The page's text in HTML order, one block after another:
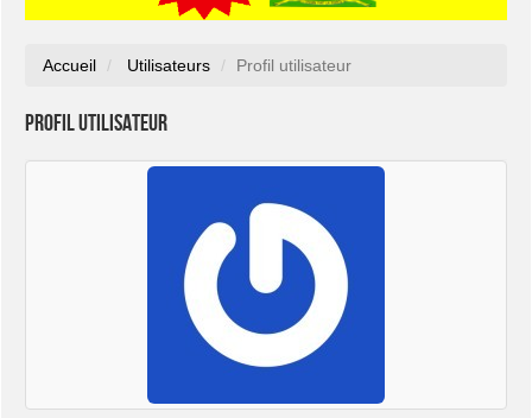
Accueil Utilisateurs Profil utilisateur
Profil utilisateur